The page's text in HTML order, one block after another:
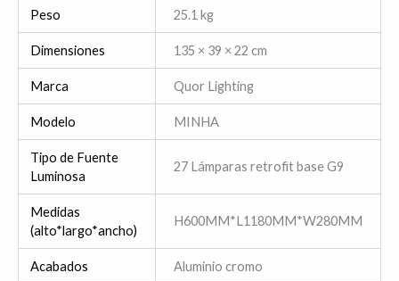
Peso 25.1 kg
Dimensiones 135 × 39 × 22 cm
Marca Quor Lighting
Modelo MINHA
Tipo de Fuente
Luminosa
27 Lámparas retrofit base G9
Medidas
(alto*largo*ancho)
H600MM*L1180MM*W280MM
Acabados Aluminio cromo